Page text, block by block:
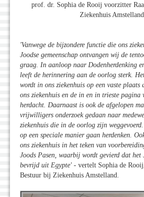
prof. dr. Sophia de Rooij voorzitter
Ziekenhuis Amstelland
'Vanwege de bijzondere functie die ons
Joodse gemeenschap ontvangen wij de
graag. In aanloop naar Dodenherdenking
leeft de herinnering aan de oorlog sterk.
wordt in ons ziekenhuis op een vaste
ons ziekenhuis en de in en in trieste pagina
herdacht. Daarnaast is ook de afgelopen
vrijwilligers onderzoek gedaan naar
ziekenhuis die in de oorlog zijn
op een speciale manier gaan herdenken.
ons ziekenhuis in het teken van
Joods Pasen, waarbij wordt gevierd dat het
bevrijd uit Egypte' - vertelt Sophia de
Bestuur bij Ziekenhuis Amstelland.